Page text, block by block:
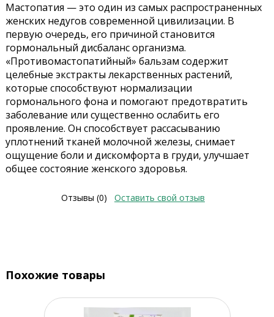
Мастопатия — это один из самых распространенных
женских недугов современной цивилизации. В
первую очередь, его причиной становится
гормональный дисбаланс организма.
«Противомастопатийный» бальзам содержит
целебные экстракты лекарственных растений,
которые способствуют нормализации
гормонального фона и помогают предотвратить
заболевание или существенно ослабить его
проявление. Он способствует рассасыванию
уплотнений тканей молочной железы, снимает
ощущение боли и дискомфорта в груди, улучшает
общее состояние женского здоровья.
Отзывы (0) Оставить свой отзыв
Похожие товары